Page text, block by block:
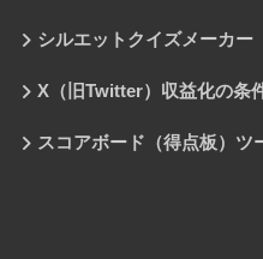
シルエットクイズメーカー
X（旧Twitter）収益化の条
スコアボード（得点板）ツ